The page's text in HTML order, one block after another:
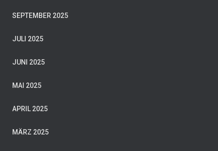
SEPTEMBER 2025
JULI 2025
JUNI 2025
MAI 2025
APRIL 2025
MÄRZ 2025